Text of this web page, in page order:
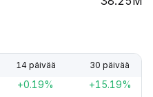
14 päivää 30 päivää
+0.19% +15.19%